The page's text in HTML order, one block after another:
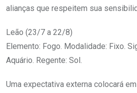
alianças que respeitem sua
Leão (23/7 a 22/8)
Elemento: Fogo. Modalidade: Fixo.
Aquário. Regente: Sol.
Uma expectativa externa colocará